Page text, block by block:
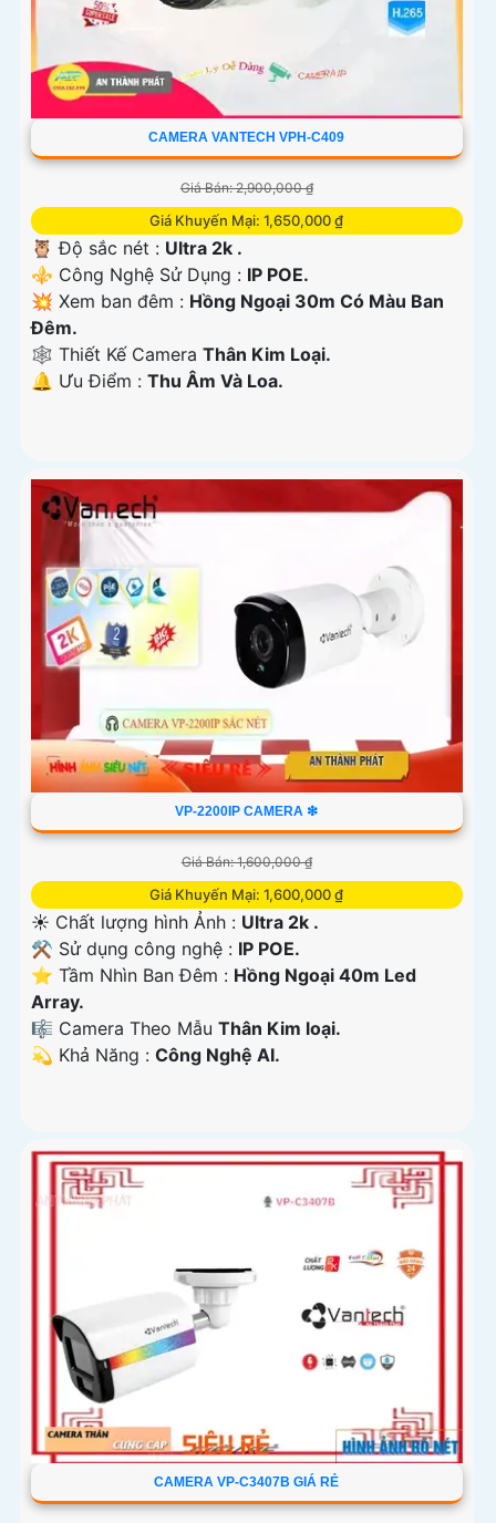
CAMERA VANTECH VPH-C409
Giá Bán: 2,900,000 ₫
Giá Khuyến Mại: 1,650,000 ₫
🦉 Độ sắc nét : Ultra 2k .
⚜️ Công Nghệ Sử Dụng : IP POE.
💥 Xem ban đêm : Hồng Ngoại 30m Có Màu Ban
Đêm.
🕸️ Thiết Kế Camera Thân Kim Loại.
️🔔 Ưu Điểm : Thu Âm Và Loa.
VP-2200IP CAMERA ❇
Giá Bán: 1,600,000 ₫
Giá Khuyến Mại: 1,600,000 ₫
☀️ Chất lượng hình Ảnh : Ultra 2k .
⚒ Sử dụng công nghệ : IP POE.
⭐ Tầm Nhìn Ban Đêm : Hồng Ngoại 40m Led
Array.
🎼️ Camera Theo Mẫu Thân Kim loại.
️💫 Khả Năng : Công Nghệ AI.
CAMERA VP-C3407B GIÁ RẺ